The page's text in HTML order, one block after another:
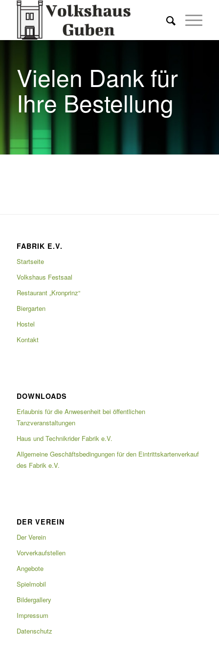
Vielen Dank für
Ihre Bestellung
FABRIK E.V.
Startseite
Volkshaus Festsaal
Restaurant „Kronprinz“
Biergarten
Hostel
Kontakt
DOWNLOADS
Erlaubnis für die Anwesenheit bei öffentlichen
Tanzveranstaltungen
Haus und Technikrider Fabrik e.V.
Allgemeine Geschäftsbedingungen für den Eintrittskartenverkauf
des Fabrik e.V.
DER VEREIN
Der Verein
Vorverkaufstellen
Angebote
Spielmobil
Bildergallery
Impressum
Datenschutz